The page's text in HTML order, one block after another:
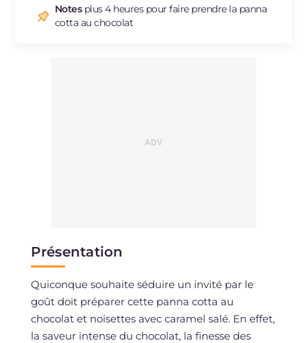
Sodium mg 433
Notesplus 4 heures pour faire prendre la panna
cotta au chocolat
Présentation
Quiconque souhaite séduire un invité par le
goût doit préparer cette panna cotta au
chocolat et noisettes avec caramel salé. En effet,
la saveur intense du chocolat, la finesse des